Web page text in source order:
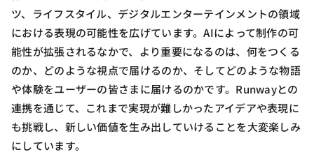
ツ、ライフスタイル、デジタルエンターテインメントの領域
における表現の可能性を広げています。AIによって制作の可
能性が拡張されるなかで、より重要になるのは、何をつくる
のか、どのような視点で届けるのか、そしてどのような物語
や体験をユーザーの皆さまに届けるのかです。Runwayとの
連携を通じて、これまで実現が難しかったアイデアや表現に
も挑戦し、新しい価値を生み出していけることを大変楽しみ
にしています。